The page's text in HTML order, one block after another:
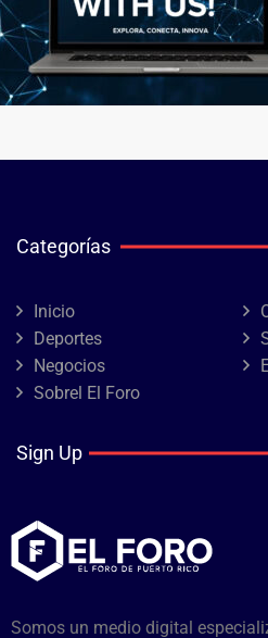
Categorías
Inicio
Deportes
Negocios
Sobrel El Foro
Sign Up
Somos un medio digital